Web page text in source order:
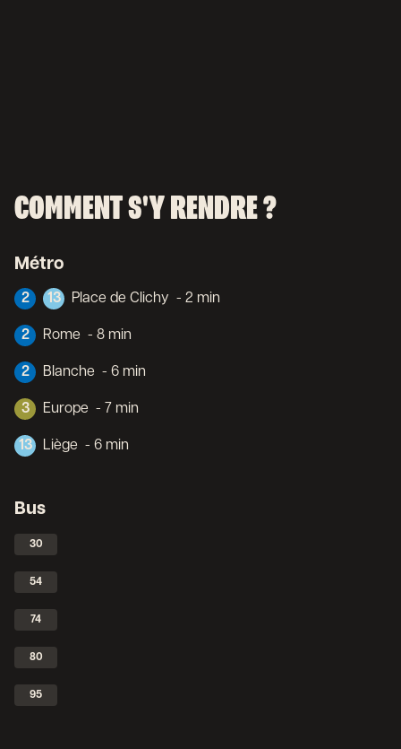
COMMENT S'Y RENDRE ?
Métro
2 13 Place de Clichy - 2 min
2 Rome - 8 min
2 Blanche - 6 min
3 Europe - 7 min
13 Liège - 6 min
Bus
30
54
74
80
95